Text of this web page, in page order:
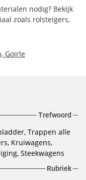
nodig? Bekijk
zoals rolsteigers,
Trefwoord
Trappen alle
Kruiwagens,
Steekwagens
Rubriek